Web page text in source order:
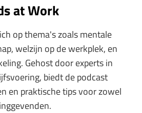
at Work
op thema's zoals mentale
welzijn op de werkplek, en
Gehost door experts in
biedt de podcast
en praktische tips voor zowel